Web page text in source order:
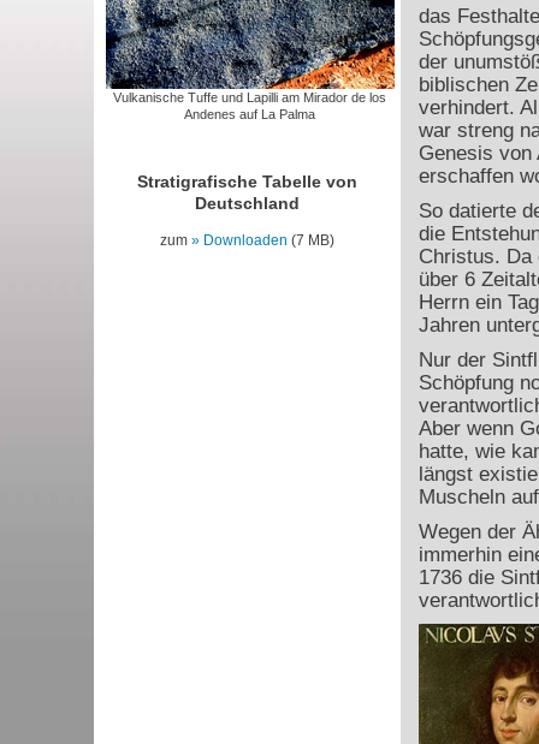
Vulkanische Tuffe und Lapilli am Mirador de los
Andenes auf La Palma
Stratigrafische Tabelle von
Deutschland
zum Downloaden (7 MB)
das
der
biblischen
verhindert.
war streng
Genesis von
erschaffen
So datierte
die
Christus. Da
über 6
Herrn ein
Jahren
Nur der
Schöpfung
Aber wenn
hatte, wie
längst
Muscheln
Wegen der
immerhin
1736 die